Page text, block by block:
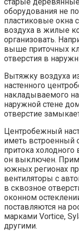
оборудования не
пластиковые окна
воздуха в жилые
организовать.
выше приточных
отверстия в
Вытяжку воздуха
настенного
накладываемого
наружной стене
отверстие
Центробежный
иметь встроенный
притока
он выключен.
южных регионах
вентиляторы с
в сквозное
оконном
поставляются на
марками Vortice,
другими.